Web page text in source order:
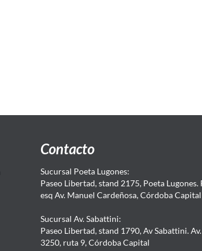
Contacto
Sucursal Poeta Lugones:
Paseo Libertad, stand 2175, Poeta
esq Av. Manuel Cardeñosa, Córdoba Capital
Sucursal Av. Sabattini:
Paseo Libertad, stand 1790, Av Sabattini.
3250, ruta 9, Córdoba Capital